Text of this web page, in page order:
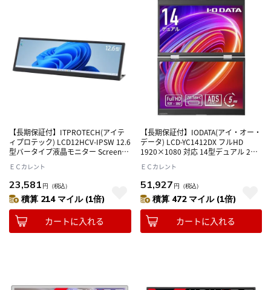
【長期保証付】ITPROTECH(アイテ
ィプロテック) LCD12HCV-IPSW 12.6
型バータイプ液晶モニター Screen
ＥＣカレント
23,581 円 （税込）
積算 214 マイル (1倍)
カートに入れる
【長期保証付】IODATA(アイ・オー・
データ) LCD-YC1412DX フルHD
1920×1080 対応 14型デュアル 2画
ＥＣカレント
51,927 円 （税込）
積算 472 マイル (1倍)
カートに入れる